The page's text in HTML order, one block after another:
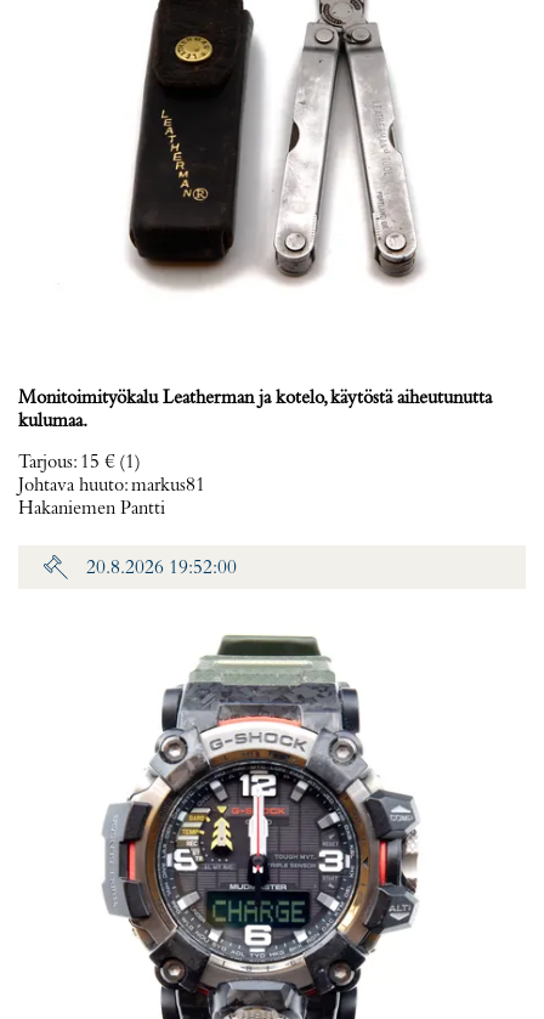
Monitoimityökalu Leatherman ja kotelo, käytöstä aiheutunutta
kulumaa.
Tarjous: 15 € (1)
Johtava huuto:markus81
Hakaniemen Pantti
20.8.2026 19:52:00